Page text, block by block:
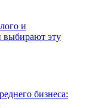
бизнеса: